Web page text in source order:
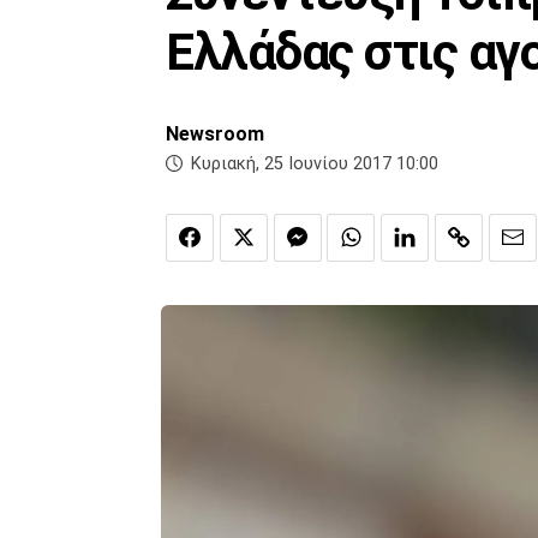
Ελλάδας στις
Newsroom
Κυριακή, 25 Ιουνίου 2017 10:00